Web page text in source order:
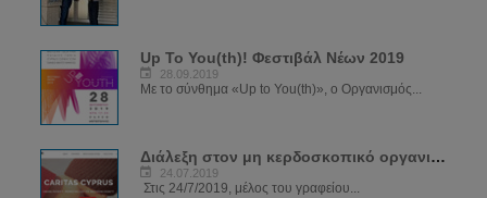
Up To You(th)! Φεστιβάλ Νέων 2019
28.09.2019
Με το σύνθημα «Up to You(th)», ο Οργανισμός...
Διάλεξη στον μη κερδοσκοπικό οργανισμό CARIDAS
24.07.2019
Στις 24/7/2019, μέλος του γραφείου...